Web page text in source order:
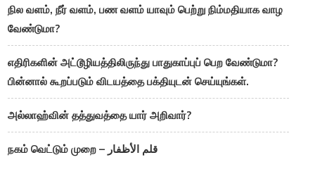
நில வளம், நீர் வளம், பண வளம் யாவும் பெற்று நிம்மதியாக வாழ
வேண்டுமா?
எதிரிகளின் அட்டூழியத்திலிருந்து பாதுகாப்புப் பெற வேண்டுமா?
பின்னால் கூறப்படும் விடயத்தை பக்தியுடன் செய்யுங்கள்.
அல்லாஹ்வின் தத்துவத்தை யார் அறிவார்?
நகம் வெட்டும் முறை – قلم الأظفار